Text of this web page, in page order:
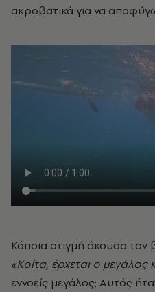
ακροβατικά για να
Κάποια στιγμή άκουσα
«Κοίτα, έρχεται ο μεγάλος
εννοείς μεγάλος; Αυτός